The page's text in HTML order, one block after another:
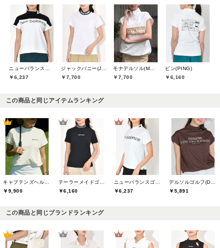
ニューバランスゴルフ(New Balance Golf)
￥6,237
ジャックバニー(Jack Bunny)
￥7,700
モナデルソル(MONA DELSOL)
￥7,700
ピン(PING)
￥6,160
この商品と同じアイテムランキング
￥9,900
￥6,160
￥6,237
￥5,891
この商品と同じブランドランキング